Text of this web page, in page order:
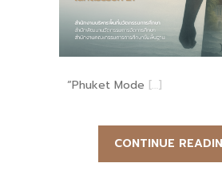
“Phuket Mode […]
CONTINUE